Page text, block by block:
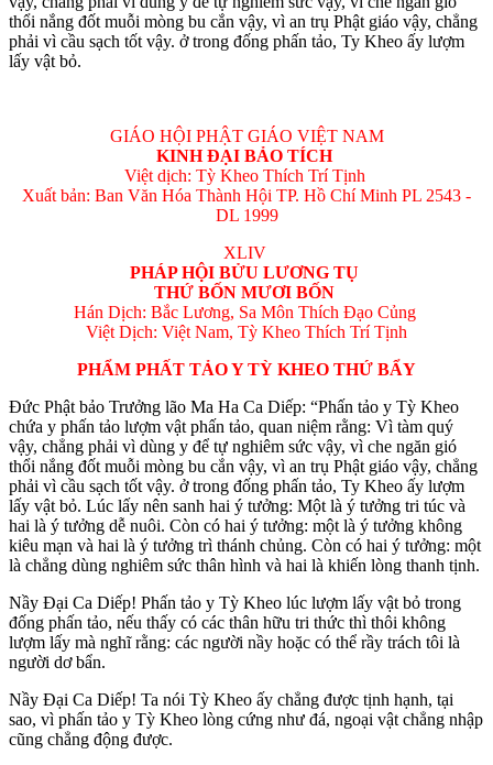
thổi nắng đốt muỗi mòng bu cắn vậy, vì an trụ Phật giáo vậy, chẳng
phải vì cầu sạch tốt vậy. ở trong đống phấn tảo, Ty Kheo ấy lượm
lấy vật bỏ.
GIÁO HỘI PHẬT GIÁO VIỆT NAM
KINH ÐẠI BẢO TÍCH
Việt dịch: Tỳ Kheo Thích Trí Tịnh
Xuất bản: Ban Văn Hóa Thành Hội TP. Hồ Chí Minh PL 2543 -
DL 1999
XLIV
PHÁP HỘI BỬU LƯƠNG TỤ
THỨ BỐN MƯƠI BỐN
Hán Dịch: Bắc Lương, Sa Môn Thích Đạo Củng
Việt Dịch: Việt Nam, Tỳ Kheo Thích Trí Tịnh
PHẨM PHẤT TẢO Y TỲ KHEO THỨ BẨY
Ðức Phật bảo Trưởng lão Ma Ha Ca Diếp: “Phấn tảo y Tỳ Kheo
chứa y phấn tảo lượm vật phấn tảo, quan niệm rằng: Vì tàm quý
vậy, chẳng phải vì dùng y để tự nghiêm sức vậy, vì che ngăn gió
thổi nắng đốt muỗi mòng bu cắn vậy, vì an trụ Phật giáo vậy, chẳng
phải vì cầu sạch tốt vậy. ở trong đống phấn tảo, Ty Kheo ấy lượm
lấy vật bỏ. Lúc lấy nên sanh hai ý tưởng: Một là ý tưởng tri túc và
hai là ý tưởng dễ nuôi. Còn có hai ý tưởng: một là ý tưởng không
kiêu mạn và hai là ý tưởng trì thánh chủng. Còn có hai ý tưởng: một
là chẳng dùng nghiêm sức thân hình và hai là khiến lòng thanh tịnh.
Nầy Ðại Ca Diếp! Phấn tảo y Tỳ Kheo lúc lượm lấy vật bỏ trong
đống phấn tảo, nếu thấy có các thân hữu tri thức thì thôi không
lượm lấy mà nghĩ rằng: các người nầy hoặc có thể rầy trách tôi là
người dơ bẩn.
Nầy Ðại Ca Diếp! Ta nói Tỳ Kheo ấy chẳng được tịnh hạnh, tại
sao, vì phấn tảo y Tỳ Kheo lòng cứng như đá, ngoại vật chẳng nhập
cũng chẳng động được.